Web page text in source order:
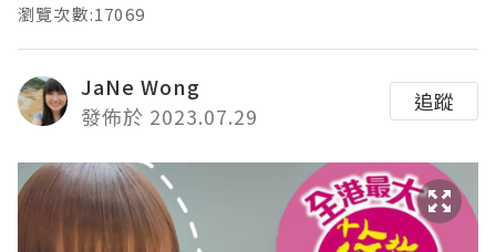
瀏覽次數:17069
JaNe Wong
發佈於 2023.07.29
追蹤